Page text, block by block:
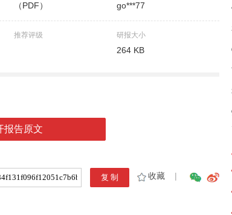
（PDF） go***77
推荐评级 研报大小
264 KB
报告原文
收藏 |